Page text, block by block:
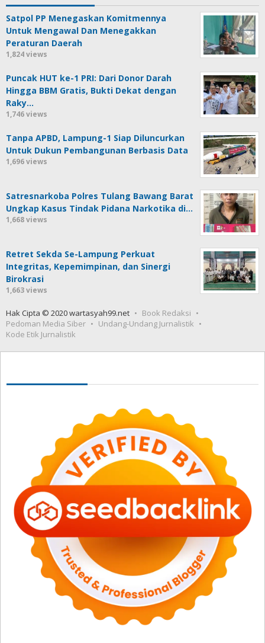
Satpol PP Menegaskan Komitmennya
Untuk Mengawal Dan Menegakkan
Peraturan Daerah
1,824 views
Puncak HUT ke-1 PRI: Dari Donor Darah
Hingga BBM Gratis, Bukti Dekat dengan
Raky…
1,746 views
Tanpa APBD, Lampung-1 Siap Diluncurkan
Untuk Dukun Pembangunan Berbasis Data
1,696 views
Satresnarkoba Polres Tulang Bawang Barat
Ungkap Kasus Tindak Pidana Narkotika di…
1,668 views
Retret Sekda Se-Lampung Perkuat
Integritas, Kepemimpinan, dan Sinergi
Birokrasi
1,663 views
Hak Cipta © 2020 wartasyah99.net
Book Redaksi
Pedoman Media Siber
Undang-Undang Jurnalistik
Kode Etik Jurnalistik